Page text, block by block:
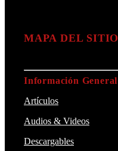
MAPA DEL SITIO
Información General
Artículos
Audios & Videos
Descargables